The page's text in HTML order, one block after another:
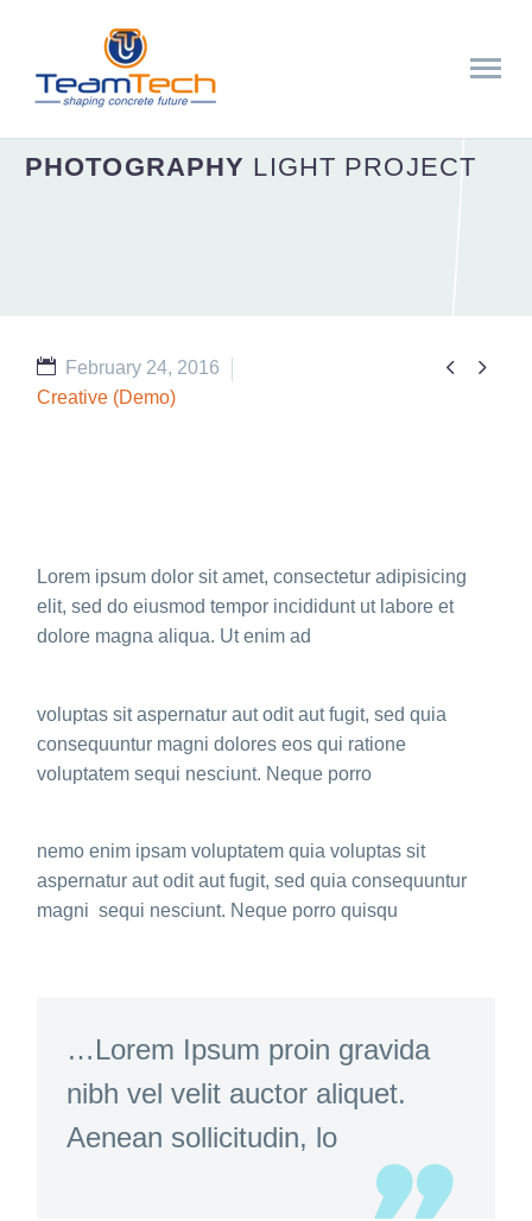
PHOTOGRAPHY LIGHT PROJECT
 
February 24, 2016
Creative (Demo)
Lorem ipsum dolor sit amet, consectetur adipisicing
elit, sed do eiusmod tempor incididunt ut labore et
dolore magna aliqua. Ut enim ad
voluptas sit aspernatur aut odit aut fugit, sed quia
consequuntur magni dolores eos qui ratione
voluptatem sequi nesciunt. Neque porro
nemo enim ipsam voluptatem quia voluptas sit
aspernatur aut odit aut fugit, sed quia consequuntur
magni sequi nesciunt. Neque porro quisqu
…Lorem Ipsum proin gravida
nibh vel velit auctor aliquet.
Aenean sollicitudin, lo